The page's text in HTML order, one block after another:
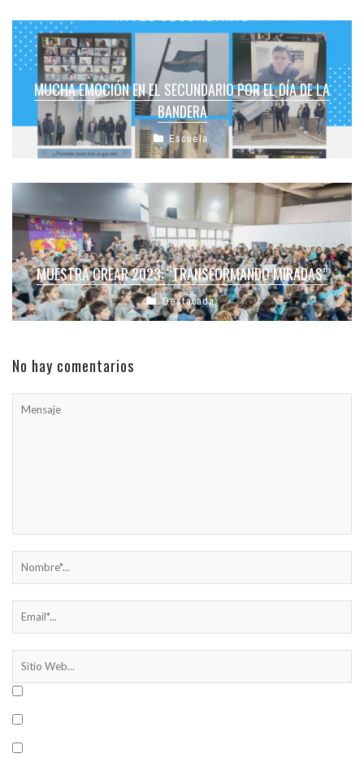
MUCHA EMOCIÓN EN EL SECUNDARIO POR EL DÍA DE LA
BANDERA
Escuela
MUESTRA CREAR 2023: “TRANSFORMANDO MIRADAS”
Destacada
No hay comentarios